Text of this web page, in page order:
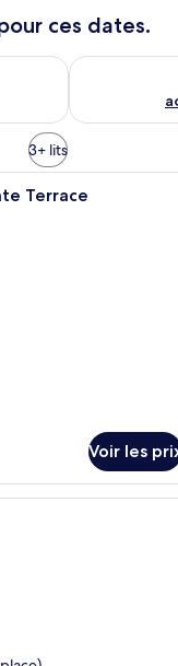
ces dates.
soir août 6 - août 7
Vérifier la
3+ lits
chambre avec un lit
Terrace
Voir les
salon moderne avec un